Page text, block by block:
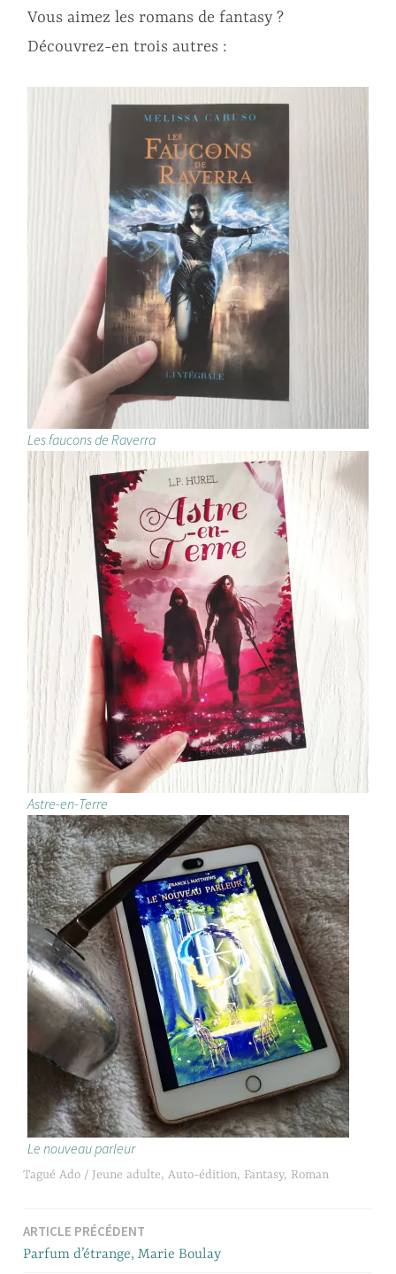
Vous aimez les romans de fantasy ?
Découvrez-en trois autres :
Les faucons de Raverra
Astre-en-Terre
Le nouveau parleur
TaguéAdo / Jeune adulte,Auto-édition, Fantasy, Roman
Navigation
de
ARTICLE PRÉCÉDENT
Parfum d’étrange, Marie Boulay